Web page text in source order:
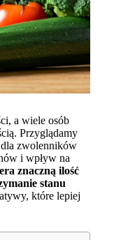
a wiele osób
Przyglądamy
dla zwolenników
i wpływ na
znaczną ilość
stanu
które lepiej